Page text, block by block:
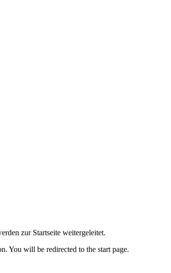
zur Startseite weitergeleitet.
You will be redirected to the start page.